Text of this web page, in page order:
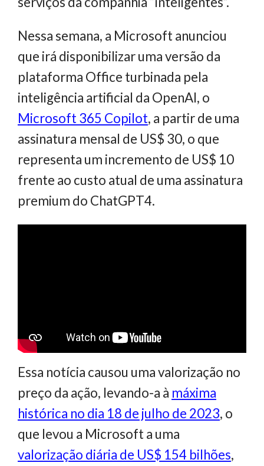
Nessa semana, a Microsoft anunciou
que irá disponibilizar uma versão da
plataforma Office turbinada pela
inteligência artificial da OpenAI, o
Microsoft 365 Copilot, a partir de uma
assinatura mensal de US$ 30, o que
representa um incremento de US$ 10
frente ao custo atual de uma assinatura
premium do ChatGPT4.
Essa notícia causou uma valorização no
preço da ação, levando-a à máxima
histórica no dia 18 de julho de 2023, o
que levou a Microsoft a uma
valorização diária de US$ 154 bilhões,